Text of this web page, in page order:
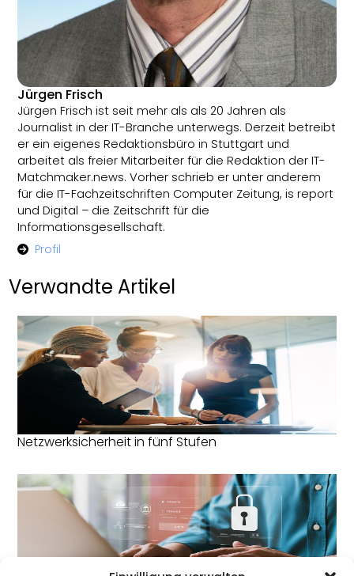
Jürgen Frisch
Jürgen Frisch ist seit mehr als als 20 Jahren als
Journalist in der IT-Branche unterwegs. Derzeit betreibt
er ein eigenes Redaktionsbüro in Stuttgart und
arbeitet als freier Mitarbeiter für die Redaktion der IT-
Matchmaker.news. Vorher schrieb er unter anderem
für die IT-Fachzeitschriften Computer Zeitung, is report
und Digital – die Zeitschrift für die
Informationsgesellschaft.
Profil
Verwandte Artikel
Netzwerksicherheit in fünf Stufen